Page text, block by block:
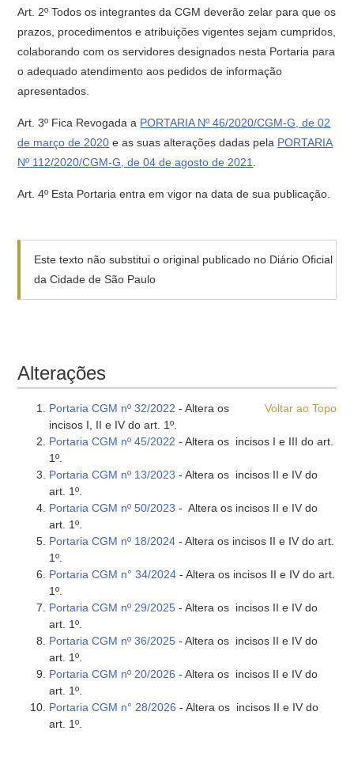
Art. 2º Todos os integrantes da CGM deverão zelar para que os
prazos, procedimentos e atribuições vigentes sejam cumpridos,
colaborando com os servidores designados nesta Portaria para
o adequado atendimento aos pedidos de informação
apresentados.
Art. 3º Fica Revogada a PORTARIA Nº 46/2020/CGM-G, de 02
de março de 2020 e as suas alterações dadas pela PORTARIA
Nº 112/2020/CGM-G, de 04 de agosto de 2021
Art. 4º Esta Portaria entra em vigor na data de sua publicação.
Este texto não substitui o original publicado no Diário Oficial
da Cidade de São Paulo
Alterações
Voltar ao Topo
Portaria CGM nº 32/2022 - Altera os
incisos I, II e IV do art. 1º.
Portaria CGM nº 45/2022 - Altera os incisos I e III do art.
1º.
Portaria CGM nº 13/2023 - Altera os incisos II e IV do
art. 1º.
Portaria CGM nº 50/2023 - Altera os incisos II e IV do
art. 1º.
Portaria CGM nº 18/2024 - Altera os incisos II e IV do art.
1º.
Portaria CGM n° 34/2024 - Altera os incisos II e IV do art.
1º.
Portaria CGM nº 29/2025 - Altera os incisos II e IV do
art. 1º.
Portaria CGM nº 36/2025 - Altera os incisos II e IV do
art. 1º.
Portaria CGM nº 20/2026 - Altera os incisos II e IV do
art. 1º.
Portaria CGM n° 28/2026 - Altera os incisos II e IV do
art. 1º.